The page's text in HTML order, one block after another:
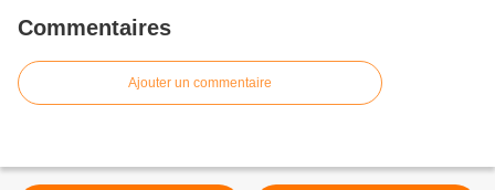
Commentaires
Ajouter un commentaire